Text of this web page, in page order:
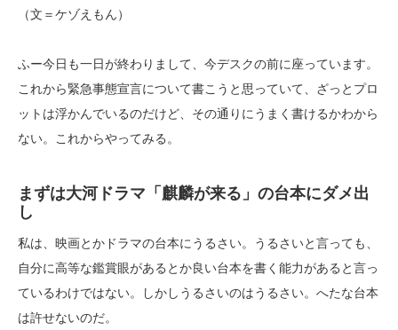
（文＝ケゾえもん）
ふー今日も一日が終わりまして、今デスクの前に座っています。
これから緊急事態宣言について書こうと思っていて、ざっとプロ
ットは浮かんでいるのだけど、その通りにうまく書けるかわから
ない。これからやってみる。
まずは大河ドラマ「麒麟が来る」の台本にダメ出
し
私は、映画とかドラマの台本にうるさい。うるさいと言っても、
自分に高等な鑑賞眼があるとか良い台本を書く能力があると言っ
ているわけではない。しかしうるさいのはうるさい。へたな台本
は許せないのだ。